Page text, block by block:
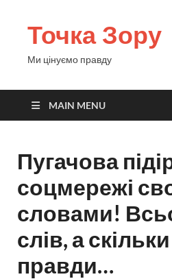
Точка Зору
Ми цінуємо правду
MAIN MENU
Пугачова
соцмережі
словами!
слів, а
правди…